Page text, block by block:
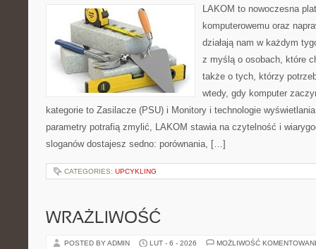
LAKOM to nowoczesna
komputerowemu oraz
działają nam w każdym
z myślą o osobach, które
także o tych, którzy
wtedy, gdy komputer
kategorie to Zasilacze (PSU) i Monitory i technologie
parametry potrafią zmylić, LAKOM stawia na czytelność i
sloganów dostajesz sedno: porównania, […]
CATEGORIES: UPCYKLING
WRAŻLIWOŚĆ
POSTED BY ADMIN LUT - 6 - 2026 MOŻLIWOŚĆ